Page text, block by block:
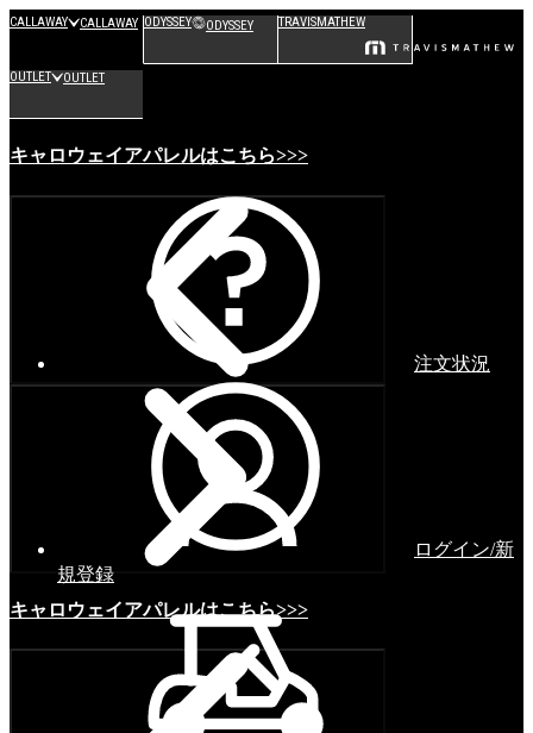
CALLAWAY CALLAWAY ODYSSEY ODYSSEY TRAVISMATHEW
OUTLET OUTLET
キャロウェイアパレルはこちら>>>
キャロウェイアパレルはこちら>>>
注文状況
ログイン/新
規登録